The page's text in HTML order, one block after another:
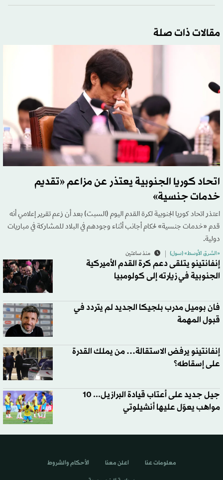
مقالات ذات صلة
اتحاد كوريا الجنوبية يعتذر عن مزاعم «تقديم
خدمات جنسية»
اعتذر اتحاد كوريا الجنوبية لكرة القدم اليوم (السبت) بعد أن زعم تقرير إعلامي أنه
قدم «خدمات جنسية» لحكام أجانب أثناء وجودهم في البلاد للمشاركة في مباريات
دولية.
«الشرق الأوسط» (سول) منذ ساعتين
إنفانتينو يتلقى دعم كرة القدم الأميركية
الجنوبية في زيارته إلى كولومبيا
فان بوميل مدرب بلجيكا الجديد لم يتردد في
قبول المهمة
إنفانتينو يرفض الاستقالة… من يملك القدرة
على إسقاطه؟
جيل جديد على أعتاب قيادة البرازيل... 10
مواهب يعوّل عليها أنشيلوتي
معلومات عنا اعلن معنا الأحكام والشروط